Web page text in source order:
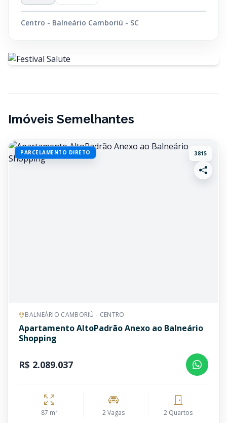
Centro - Balneário Camboriú - SC
Imóveis Semelhantes
PARCELAMENTO DIRETO 3815
BALNEÁRIO CAMBORIÚ - CENTRO
Apartamento AltoPadrão Anexo ao Balneário
Shopping
R$ 2.089.037
87 m² 2 Vagas 2 Quartos